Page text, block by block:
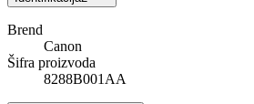
Brend
Canon
Šifra proizvoda
8288B001AA